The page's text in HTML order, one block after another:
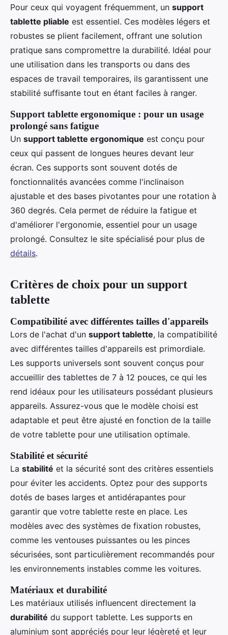
Pour ceux qui voyagent fréquemment, un support
tablette pliable est essentiel. Ces modèles légers et
robustes se plient facilement, offrant une solution
pratique sans compromettre la durabilité. Idéal pour
une utilisation dans les transports ou dans des
espaces de travail temporaires, ils garantissent une
stabilité suffisante tout en étant faciles à ranger.
Support tablette ergonomique : pour un usage
prolongé sans fatigue
Un support tablette ergonomique est conçu pour
ceux qui passent de longues heures devant leur
écran. Ces supports sont souvent dotés de
fonctionnalités avancées comme l'inclinaison
ajustable et des bases pivotantes pour une rotation à
360 degrés. Cela permet de réduire la fatigue et
d'améliorer l'ergonomie, essentiel pour un usage
prolongé. Consultez le site spécialisé pour plus de
détails.
Critères de choix pour un support
tablette
Compatibilité avec différentes tailles d'appareils
Lors de l'achat d'un support tablette, la compatibilité
avec différentes tailles d'appareils est primordiale.
Les supports universels sont souvent conçus pour
accueillir des tablettes de 7 à 12 pouces, ce qui les
rend idéaux pour les utilisateurs possédant plusieurs
appareils. Assurez-vous que le modèle choisi est
adaptable et peut être ajusté en fonction de la taille
de votre tablette pour une utilisation optimale.
Stabilité et sécurité
La stabilité et la sécurité sont des critères essentiels
pour éviter les accidents. Optez pour des supports
dotés de bases larges et antidérapantes pour
garantir que votre tablette reste en place. Les
modèles avec des systèmes de fixation robustes,
comme les ventouses puissantes ou les pinces
sécurisées, sont particulièrement recommandés pour
les environnements instables comme les voitures.
Matériaux et durabilité
Les matériaux utilisés influencent directement la
durabilité du support tablette. Les supports en
aluminium sont appréciés pour leur légèreté et leur